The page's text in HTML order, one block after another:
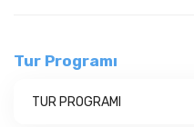
Tur Programı
TUR PROGRAMI